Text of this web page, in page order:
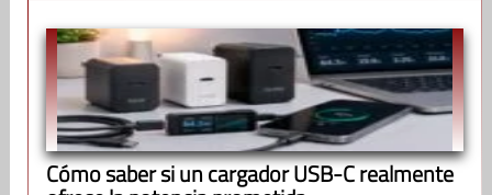
Cómo saber si un cargador USB-C realmente